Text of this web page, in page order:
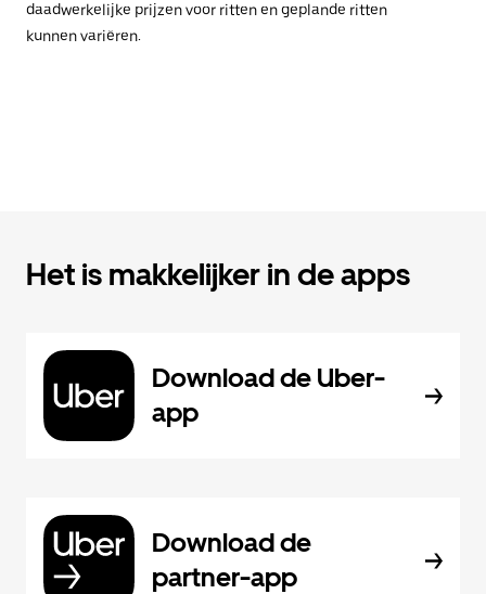
daadwerkelijke prijzen voor ritten en geplande ritten
kunnen variëren.
Het is makkelijker in de apps
Download de Uber-
app
Download de
partner-app